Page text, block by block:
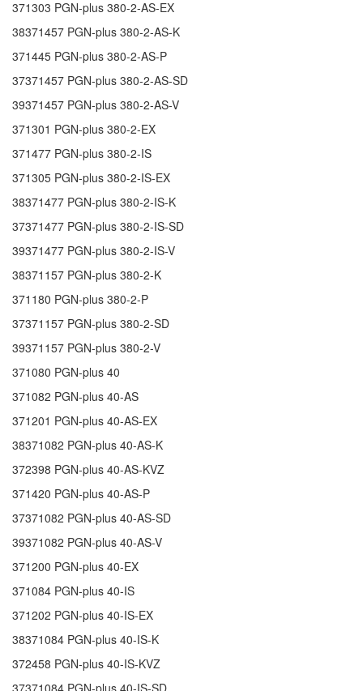
371303 PGN-plus 380-2-AS-EX
38371457 PGN-plus 380-2-AS-K
371445 PGN-plus 380-2-AS-P
37371457 PGN-plus 380-2-AS-SD
39371457 PGN-plus 380-2-AS-V
371301 PGN-plus 380-2-EX
371477 PGN-plus 380-2-IS
371305 PGN-plus 380-2-IS-EX
38371477 PGN-plus 380-2-IS-K
37371477 PGN-plus 380-2-IS-SD
39371477 PGN-plus 380-2-IS-V
38371157 PGN-plus 380-2-K
371180 PGN-plus 380-2-P
37371157 PGN-plus 380-2-SD
39371157 PGN-plus 380-2-V
371080 PGN-plus 40
371082 PGN-plus 40-AS
371201 PGN-plus 40-AS-EX
38371082 PGN-plus 40-AS-K
372398 PGN-plus 40-AS-KVZ
371420 PGN-plus 40-AS-P
37371082 PGN-plus 40-AS-SD
39371082 PGN-plus 40-AS-V
371200 PGN-plus 40-EX
371084 PGN-plus 40-IS
371202 PGN-plus 40-IS-EX
38371084 PGN-plus 40-IS-K
372458 PGN-plus 40-IS-KVZ